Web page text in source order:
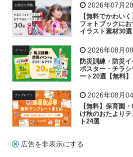
子供 作業員 葉 相談 ピクト
お役立ち情報 2026年07月
【無料でかわい
フォトブックに
イラスト素材30
イベント 2026年08月
防災訓練・防災
ポスター・チラシ
ート20選【無料】
テンプレート 2026年08月
【無料】保育園
け秋のおたより
ト24選
広告を非表示にする